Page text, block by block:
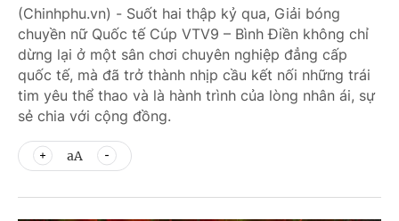
(Chinhphu.vn) - Suốt hai thập kỷ qua, Giải bóng
chuyền nữ Quốc tế Cúp VTV9 – Bình Điền không chỉ
dừng lại ở một sân chơi chuyên nghiệp đẳng cấp
quốc tế, mà đã trở thành nhịp cầu kết nối những trái
tim yêu thể thao và là hành trình của lòng nhân ái, sự
sẻ chia với cộng đồng.
aA